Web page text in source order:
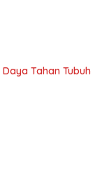
Tahan Tubuh